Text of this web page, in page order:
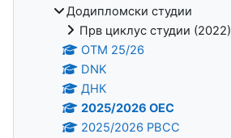
Додипломски студии
Прв циклус студии (2022)
OTM 25/26
DNK
ДНК
2025/2026 ОЕС
2025/2026 РВСС